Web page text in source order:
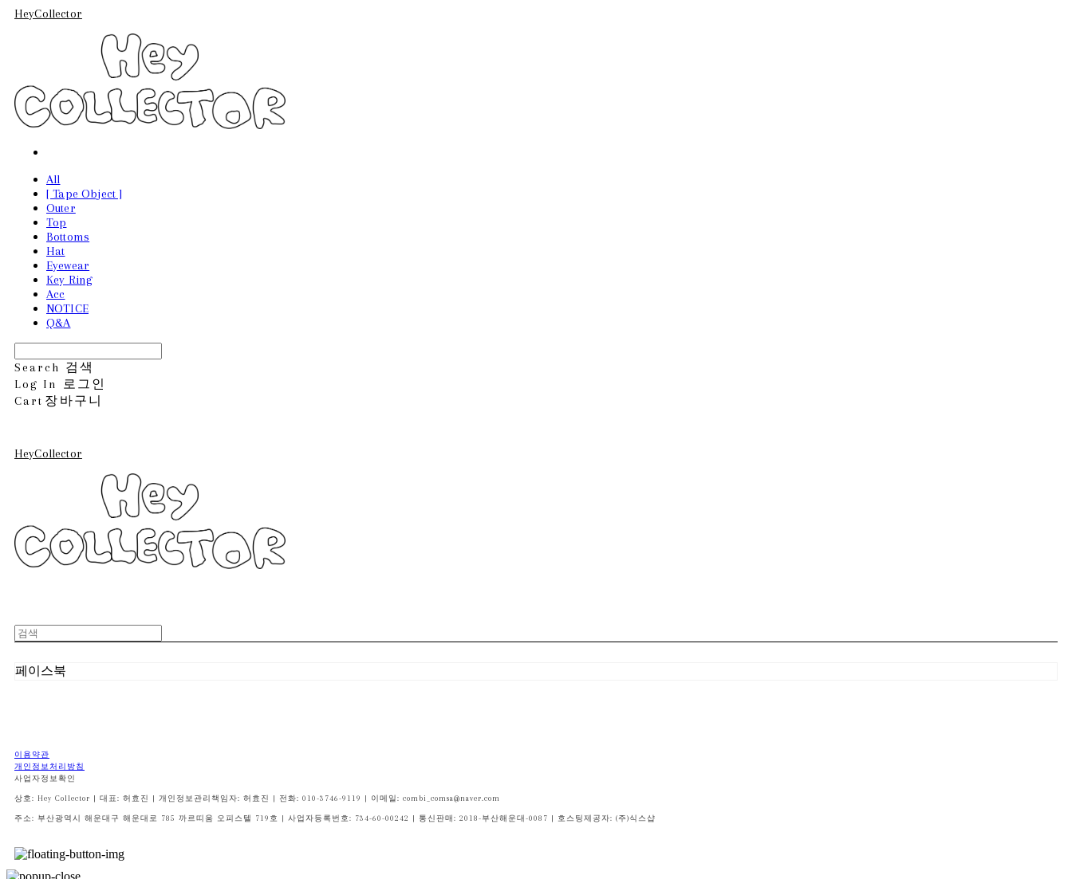
HeyCollector
All
[ Tape Object ]
Outer
Top
Bottoms
Hat
Eyewear
Key Ring
Acc
NOTICE
Q&A
Search 검색
Log In
로그인
Cart 장바구니
HeyCollector
페이스북
이용약관
개인정보처리방침
사업자정보확인
상호: Hey Collector | 대표: 허효진 | 개인정보관리책임자: 허효진 | 전화: 010-3746-9119 | 이메일: combi_comsa@naver.com
주소: 부산광역시 해운대구 해운대로 785 까르띠움 오피스텔 719호 | 사업자등록번호: 734-60-00242 | 통신판매: 2018-부산해운대-0087 | 호스팅제공자: (주)식스샵